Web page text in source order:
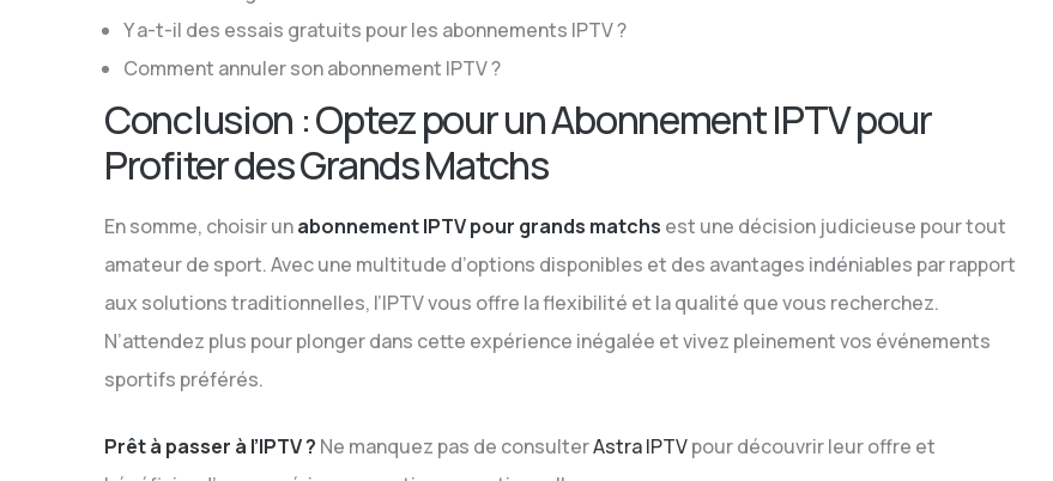
Y a-t-il des essais gratuits pour les abonnements IPTV ?
Comment annuler son abonnement IPTV ?
Conclusion : Optez pour un Abonnement IPTV pour
Profiter des Grands Matchs
En somme, choisir unabonnement IPTV pour grands matchs est une décision judicieuse pour tout
amateur de sport. Avec une multitude d’options disponibles et des avantages indéniables par rapport
aux solutions traditionnelles, l’IPTV vous offre la flexibilité et la qualité que vous recherchez.
N’attendez plus pour plonger dans cette expérience inégalée et vivez pleinement vos événements
sportifs préférés.
Prêt à passer à l’IPTV ? Ne manquez pas de consulterAstra IPTVpour découvrir leur offre et